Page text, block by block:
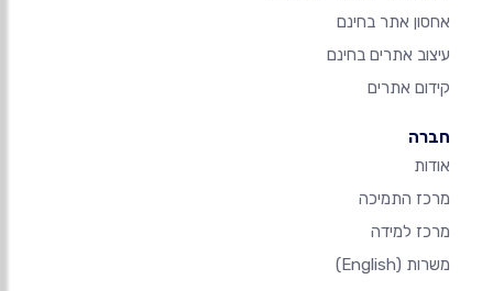
אחסון אתר בחינם
עיצוב אתרים בחינם
קידום אתרים
חברה
אודות
מרכז התמיכה
מרכז למידה
משרות (English)